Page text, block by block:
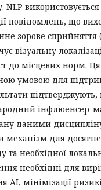
NLP
повідомлень, що
зорове сприйняття
візуальну
до місцевих норм.
умовою для
інфлюенсер-
даними
для
та необхідної
необхідні для
AI, мінімізації